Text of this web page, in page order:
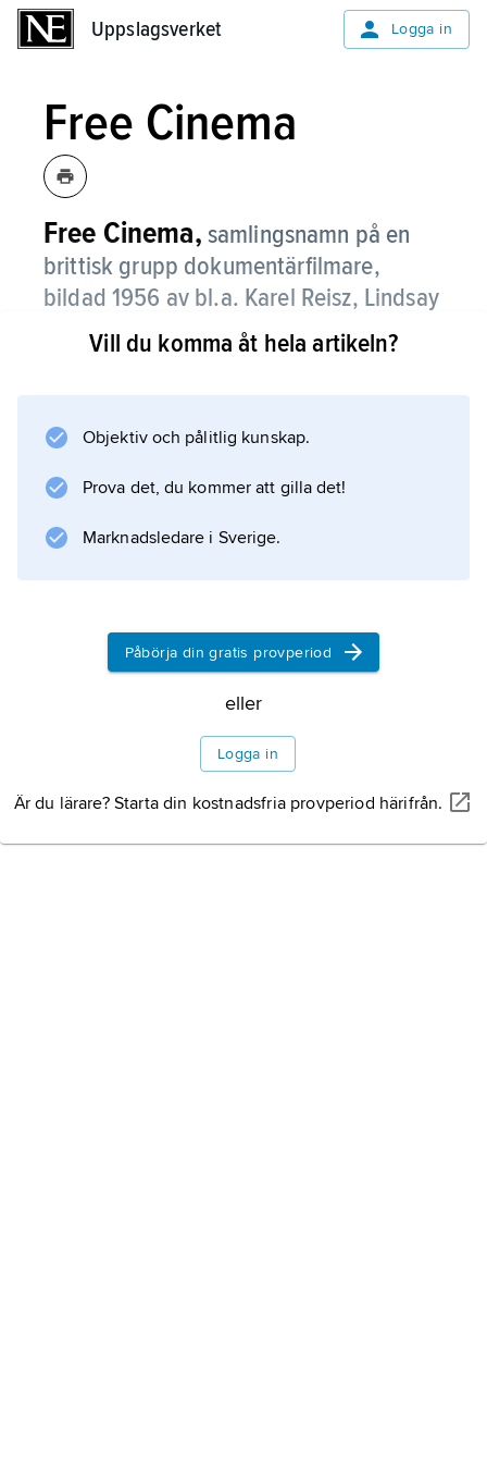
Uppslagsverket Logga in
Free Cinema
Free Cinema, samlingsnamn på en
brittisk grupp dokumentärfilmare,
bildad 1956 av bl.a. Karel Reisz, Lindsay
Anderson och Tony Richardson.
medvetet överlät åt publiken att dra egna
år, då dess ledande medlemmar övergick till
att regissera spelfilm.
Information om artikeln
Vill du komma åt hela artikeln?
Objektiv och pålitlig kunskap.
Prova det, du kommer att gilla det!
Marknadsledare i Sverige.
Påbörja din gratis provperiod
eller
Logga in
Är du lärare? Starta din kostnadsfria provperiod härifrån.